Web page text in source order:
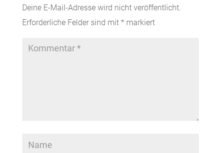
Deine E-Mail-Adresse wird nicht veröffentlicht.
Erforderliche Felder sind mit *markiert